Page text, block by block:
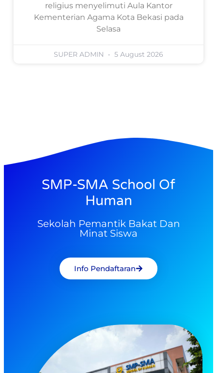
religius menyelimuti Aula Kantor
Kementerian Agama Kota Bekasi pada
Selasa
SUPER ADMIN 5 August 2026
SMP-SMA School Of
Human
Sekolah Pemantik Bakat Dan
Minat Siswa
Info Pendaftaran